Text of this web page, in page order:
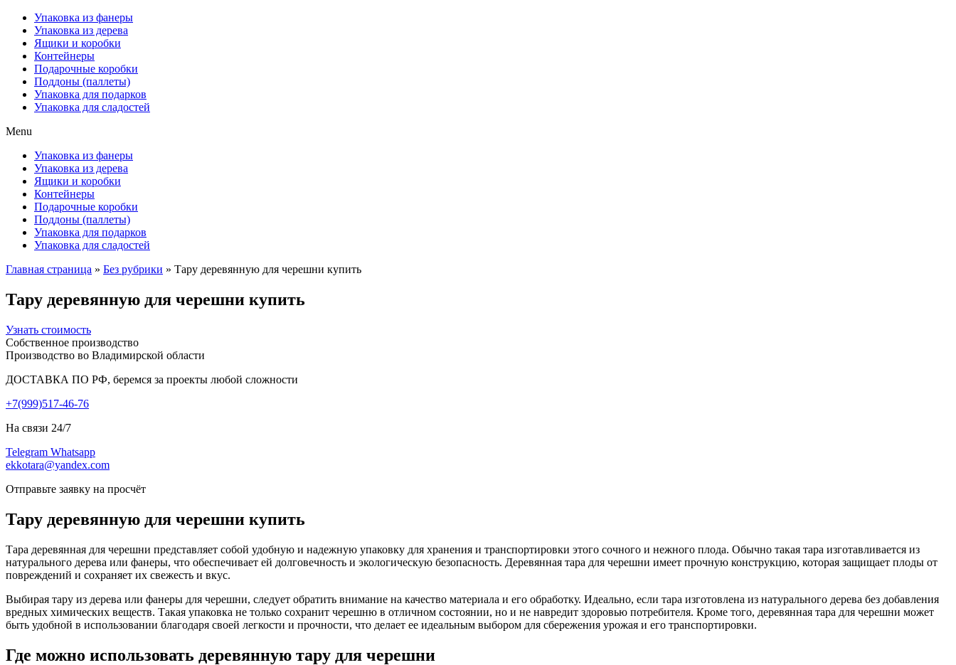
Упаковка из фанеры
Упаковка из дерева
Ящики и коробки
Контейнеры
Подарочные коробки
Поддоны (паллеты)
Упаковка для подарков
Упаковка для сладостей
Menu
Упаковка из фанеры
Упаковка из дерева
Ящики и коробки
Контейнеры
Подарочные коробки
Поддоны (паллеты)
Упаковка для подарков
Упаковка для сладостей
Главная страница » Без рубрики » Тару деревянную для черешни купить
Тару деревянную для черешни купить
Узнать стоимость
Собственное производство
Производство во Владимирской области
ДОСТАВКА ПО РФ, беремся за проекты любой сложности
+7(999)517-46-76
На связи 24/7
Telegram Whatsapp
ekkotara@yandex.com
Отправьте заявку на просчёт
Тару деревянную для черешни купить
Тара деревянная для черешни представляет собой удобную и надежную упаковку для хранения и транспортировки этого сочного и нежного плода. Обычно такая тара изготавливается из
натурального дерева или фанеры, что обеспечивает ей долговечность и экологическую безопасность. Деревянная тара для черешни имеет прочную конструкцию, которая защищает плоды от
повреждений и сохраняет их свежесть и вкус.
Выбирая тару из дерева или фанеры для черешни, следует обратить внимание на качество материала и его обработку. Идеально, если тара изготовлена из натурального дерева без добавления
вредных химических веществ. Такая упаковка не только сохранит черешню в отличном состоянии, но и не навредит здоровью потребителя. Кроме того, деревянная тара для черешни может
быть удобной в использовании благодаря своей легкости и прочности, что делает ее идеальным выбором для сбережения урожая и его транспортировки.
Где можно использовать деревянную тару для черешни